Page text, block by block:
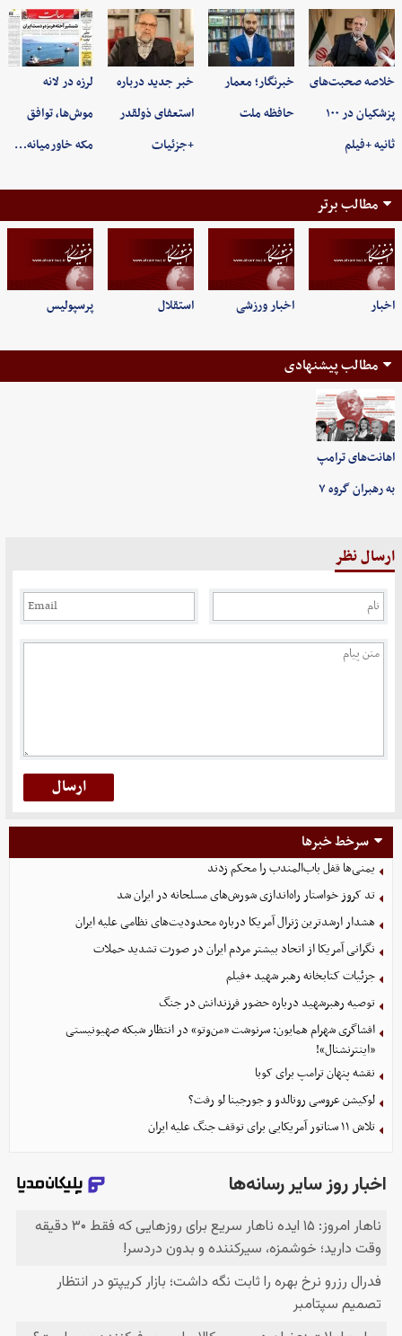
خلاصه صحبت‌های
پزشکیان در ۱۰۰
ثانیه +فیلم
خبرنگار؛ معمار
حافظه ملت
خبر جدید درباره
استعفای ذولقدر
+جزئیات
لرزه در لانه
موش‌ها، توافق
مکه خاورمیانه…
مطالب برتر
اخبار اخبار ورزشی استقلال پرسپولیس
مطالب پیشنهادی
اهانت‌های ترامپ
به رهبران گروه ۷
ارسال نظر
سرخط خبرها
یمنی‌ها قفل باب‌المندب را محکم زدند
تد کروز خواستار راه‌اندازی شورش‌های مسلحانه در ایران شد
هشدار ارشدترین ژنرال آمریکا درباره محدودیت‌های نظامی علیه ایران
نگرانی آمریکا از اتحاد بیشتر مردم ایران در صورت تشدید حملات
جزئیات کتابخانه رهبر شهید +فیلم
توصیه رهبرشهید درباره حضور فرزندانش در جنگ
افشاگری شهرام همایون: سرنوشت «من‌وتو» در انتظار شبکه صهیونیستی
«اینترنشنال»!
نقشه پنهان ترامپ برای کوبا
لوکیشن عروسی رونالدو و جورجینا لو رفت؟
تلاش ۱۱ سناتور آمریکایی برای توقف جنگ علیه ایران